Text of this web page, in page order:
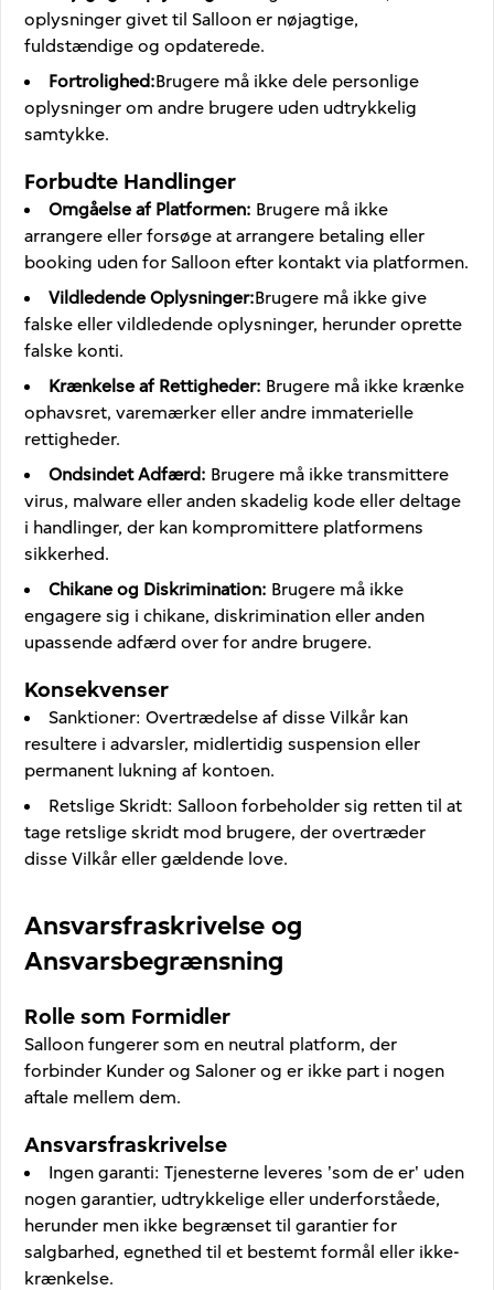
oplysninger givet til Salloon er nøjagtige,
fuldstændige og opdaterede.
Fortrolighed:Brugere må ikke dele personlige
oplysninger om andre brugere uden udtrykkelig
samtykke.
Forbudte Handlinger
Omgåelse af Platformen: Brugere må ikke
arrangere eller forsøge at arrangere betaling eller
booking uden for Salloon efter kontakt via platformen.
Vildledende Oplysninger:Brugere må ikke give
falske eller vildledende oplysninger, herunder oprette
falske konti.
Krænkelse af Rettigheder: Brugere må ikke krænke
ophavsret, varemærker eller andre immaterielle
rettigheder.
Ondsindet Adfærd: Brugere må ikke transmittere
virus, malware eller anden skadelig kode eller deltage
i handlinger, der kan kompromittere platformens
sikkerhed.
Chikane og Diskrimination: Brugere må ikke
engagere sig i chikane, diskrimination eller anden
upassende adfærd over for andre brugere.
Konsekvenser
Sanktioner:Overtrædelse af disse Vilkår kan
resultere i advarsler, midlertidig suspension eller
permanent lukning af kontoen.
Retslige Skridt:Salloon forbeholder sig retten til at
tage retslige skridt mod brugere, der overtræder
disse Vilkår eller gældende love.
Ansvarsfraskrivelse og
Ansvarsbegrænsning
Rolle som Formidler
Salloon fungerer som en neutral platform, der
forbinder Kunder og Saloner og er ikke part i nogen
aftale mellem dem.
Ansvarsfraskrivelse
Ingen garanti:Tjenesterne leveres 'som de er' uden
nogen garantier, udtrykkelige eller underforståede,
herunder men ikke begrænset til garantier for
salgbarhed, egnethed til et bestemt formål eller ikke-
krænkelse.